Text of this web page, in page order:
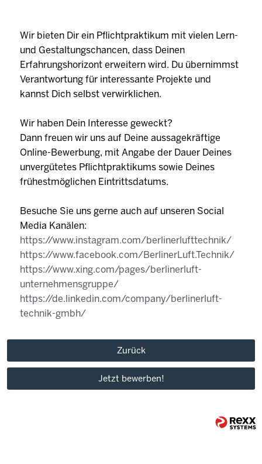
Wir bieten Dir ein Pflichtpraktikum mit vielen Lern-
und Gestaltungschancen, dass Deinen
Erfahrungshorizont erweitern wird. Du übernimmst
Verantwortung für interessante Projekte und
kannst Dich selbst verwirklichen.
Wir haben Dein Interesse geweckt?
Dann freuen wir uns auf Deine aussagekräftige
Online-Bewerbung, mit Angabe der Dauer Deines
unvergütetes Pflichtpraktikums sowie Deines
frühestmöglichen Eintrittsdatums.
Besuche Sie uns gerne auch auf unseren Social
Media Kanälen:
https://www.instagram.com/berlinerlufttechnik/
https://www.facebook.com/BerlinerLuft.Technik/
https://www.xing.com/pages/berlinerluft-
unternehmensgruppe/
https://de.linkedin.com/company/berlinerluft-
technik-gmbh/
Zurück
Jetzt bewerben!